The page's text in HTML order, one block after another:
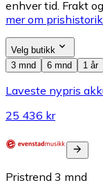
enhver tid. Frakt
mer om
Velg butikk
3 mnd
6 mnd 1 år
Laveste nypris
25 436 kr
Pristrend 3 mnd